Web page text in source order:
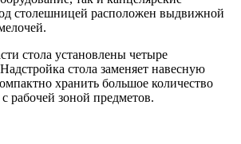
столешницей расположен выдвижной
стола установлены четыре
стола заменяет навесную
хранить большое количество
рабочей зоной предметов.